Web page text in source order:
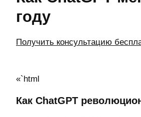
году
Получить консультацию
«`html
Как ChatGPT